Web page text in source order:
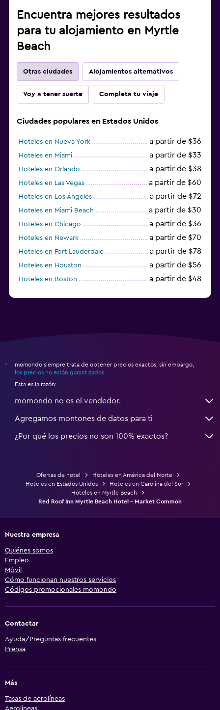
Encuentra mejores resultados
para tu alojamiento en Myrtle
Beach
Otras ciudades Alojamientos alternativos
Voy a tener suerte Completa tu viaje
Ciudades populares en Estados Unidos
Hoteles en Nueva York a partir de $36
Hoteles en Miami a partir de $33
Hoteles en Orlando a partir de $38
Hoteles en Las Vegas a partir de $60
Hoteles en Los Ángeles a partir de $72
Hoteles en Miami Beach a partir de $30
Hoteles en Chicago a partir de $36
Hoteles en Newark a partir de $70
Hoteles en Fort Lauderdale a partir de $78
Hoteles en Houston a partir de $56
Hoteles en Boston a partir de $48
*
momondo siempre trata de obtener precios exactos, sin embargo,
los precios no están garantizados
Esta es la razón:
momondo no es el vendedor.
Agregamos montones de datos para ti
¿Por qué los precios no son 100% exactos?
Ofertas de hotel
Hoteles en América del Norte
Hoteles en Estados Unidos
Hoteles en Carolina del Sur
Hoteles en Myrtle Beach
Red Roof Inn Myrtle Beach Hotel - Market Common
Nuestra empresa
Quiénes somos
Empleo
Móvil
Cómo funcionan nuestros servicios
Códigos promocionales momondo
Contactar
Ayuda/Preguntas frecuentes
Prensa
Más
Tasas de aerolíneas
Aerolíneas